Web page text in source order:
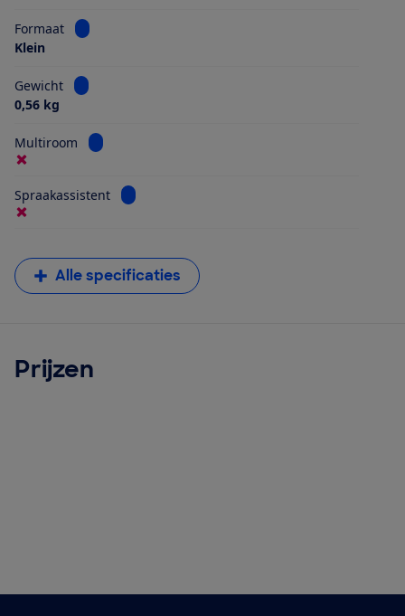
Formaat
Bekijk informatie voor Formaat
Klein
Gewicht
Bekijk informatie voor Gewicht
0,56 kg
Multiroom Bekijk informatie voor Multiroom
Spraakassistent Bekijk informatie voor Spraakassistent
Alle specificaties
Prijzen